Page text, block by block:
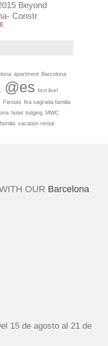
Beyond
Constr
apartment Barcelona
@es bcn live!
Fiestas fira sagrada familia
hotel lodging MWC
vacation rental
OUR Barcelona
15 de agosto al 21 de